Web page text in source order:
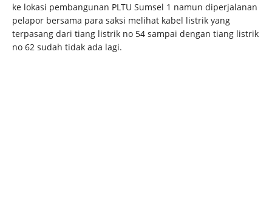
ke lokasi pembangunan PLTU Sumsel 1 namun diperjalanan
pelapor bersama para saksi melihat kabel listrik yang
terpasang dari tiang listrik no 54 sampai dengan tiang listrik
no 62 sudah tidak ada lagi.